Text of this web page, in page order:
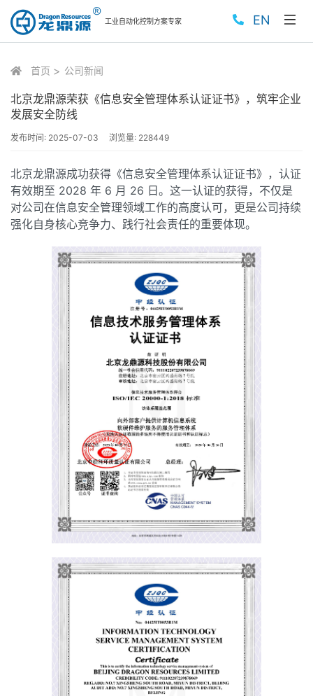
工业自动化控制方案专家 EN
首页 公司新闻
北京龙鼎源荣获《信息安全管理体系认证证书》，筑牢企业
发展安全防线
发布时间: 2025-07-03 浏览量: 228449
北京龙鼎源成功获得《信息安全管理体系认证证书》，认证
有效期至 2028 年 6 月 26 日。这一认证的获得，不仅是
对公司在信息安全管理领域工作的高度认可，更是公司持续
强化自身核心竞争力、践行社会责任的重要体现。